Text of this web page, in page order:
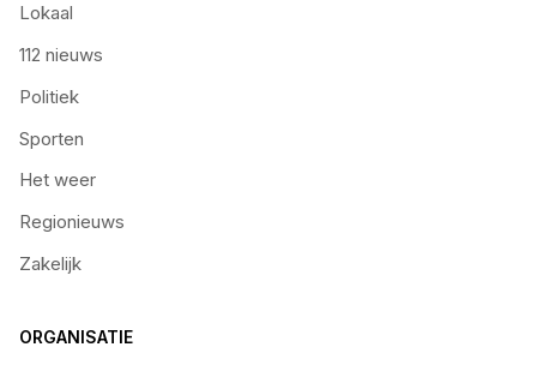
Lokaal
112 nieuws
Politiek
Sporten
Het weer
Regionieuws
Zakelijk
ORGANISATIE